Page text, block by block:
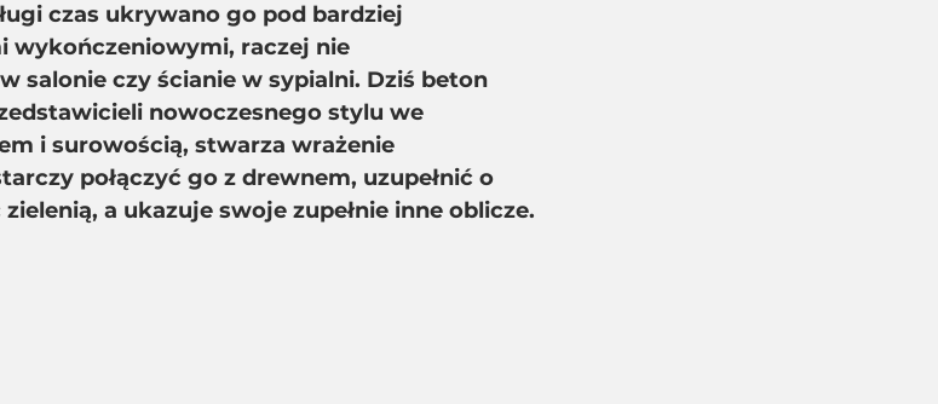
czas ukrywano go pod bardziej
wykończeniowymi, raczej nie
salonie czy ścianie w sypialni. Dziś beton
nowoczesnego stylu we
i surowością, stwarza wrażenie
połączyć go z drewnem, uzupełnić o
a ukazuje swoje zupełnie inne oblicze.